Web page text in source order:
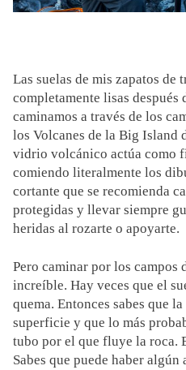
Las suelas de mis zapatos de
completamente lisas después
caminamos a través de los
los Volcanes de la Big Island
vidrio volcánico actúa como
comiendo literalmente los
cortante que se recomienda
protegidas y llevar siempre
heridas al rozarte o apoyarte.
Pero caminar por los campos
increíble. Hay veces que el
quema. Entonces sabes que
superficie y que lo más
tubo por el que fluye la roca.
Sabes que puede haber